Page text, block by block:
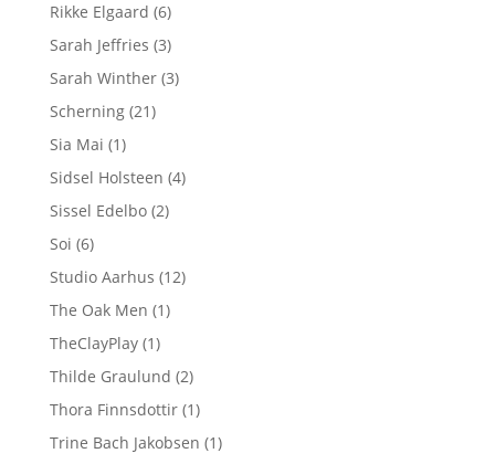
Rikke Elgaard (6)
Sarah Jeffries (3)
Sarah Winther (3)
Scherning (21)
Sia Mai (1)
Sidsel Holsteen (4)
Sissel Edelbo (2)
Soi (6)
Studio Aarhus (12)
The Oak Men (1)
TheClayPlay (1)
Thilde Graulund (2)
Thora Finnsdottir (1)
Trine Bach Jakobsen (1)